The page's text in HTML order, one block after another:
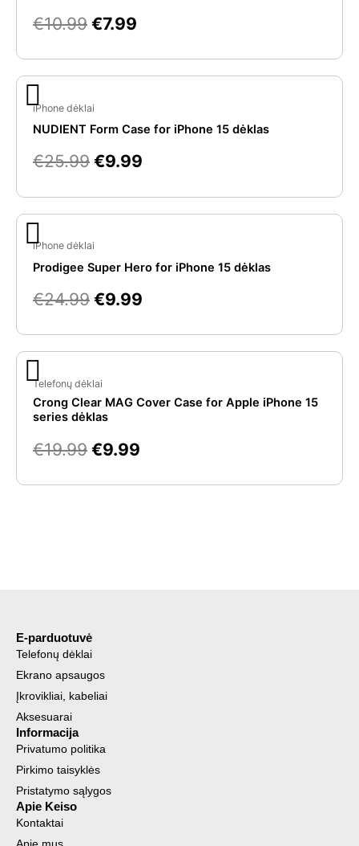
€10.99 €7.99
iPhone dėklai
NUDIENT Form Case for iPhone 15 dėklas
€25.99
price
was:
€25.99.
€9.99
is:
iPhone dėklai
Prodigee Super Hero for iPhone 15 dėklas
€24.99
price
was:
€24.99.
€9.99
is:
Telefonų dėklai
Crong Clear MAG Cover Case for Apple iPhone 15
series dėklas
€19.99
price
was:
€19.99.
€9.99
is:
E-parduotuvė
Telefonų dėklai
Ekrano apsaugos
Įkrovikliai, kabeliai
Aksesuarai
Informacija
Privatumo politika
Pirkimo taisyklės
Pristatymo sąlygos
Apie Keiso
Kontaktai